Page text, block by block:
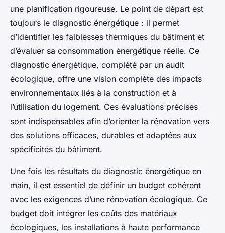
une planification rigoureuse. Le point de départ est
toujours le diagnostic énergétique : il permet
d’identifier les faiblesses thermiques du bâtiment et
d’évaluer sa consommation énergétique réelle. Ce
diagnostic énergétique, complété par un audit
écologique, offre une vision complète des impacts
environnementaux liés à la construction et à
l’utilisation du logement. Ces évaluations précises
sont indispensables afin d’orienter la rénovation vers
des solutions efficaces, durables et adaptées aux
spécificités du bâtiment.
Une fois les résultats du diagnostic énergétique en
main, il est essentiel de définir un budget cohérent
avec les exigences d’une rénovation écologique. Ce
budget doit intégrer les coûts des matériaux
écologiques, les installations à haute performance